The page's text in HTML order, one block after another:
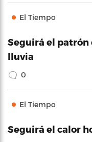
El Tiempo
Seguirá el patrón
lluvia
0
El Tiempo
Seguirá el calor